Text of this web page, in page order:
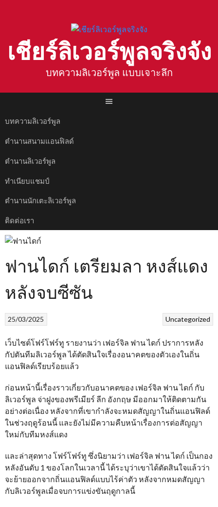
เชียร์ลิเวอร์พูลจริงจัง
บทความลิเวอร์พูล แบบเจาะลึก
บทความลิเวอร์พูล
ตำนานสนามแอนฟิลด์
ตำนานลิเวอร์พูล
ทำเนียบแชมป์
ตำนานนักเตะลิเวอร์พูล
ติดต่อเรา
ฟานไดก์ เตรียมลา หงส์แดง
หลังจบซีซัน
Uncategorized
25/03/2025
เว็บไซต์โฟร์โฟร์ทู รายงานว่า เฟอร์จิล ฟาน ไดก์ ปราการหลัง
กัปตันทีมลิเวอร์พูล ได้ตัดสินใจเรื่องอนาคตของตัวเองในถิ่น
แอนฟิลด์เรียบร้อยแล้ว
ก่อนหน้านี้เรื่องราวเกี่ยวกับอนาคตของ เฟอร์จิล ฟาน ไดก์ กับ
ลิเวอร์พูล จ่าฝูงของพรีเมียร์ ลีก อังกฤษ มีออกมาให้ติดตามกัน
อย่างต่อเนื่อง หลังจากที่เขากำลังจะหมดสัญญาในถิ่นแอนฟิลด์
ในช่วงฤดูร้อนนี้ และยังไม่มีความคืบหน้าเรื่องการต่อสัญญา
ใหม่กับทีมหงส์แดง
และล่าสุดทาง โฟร์โฟร์ทู ซึ่งนิยามว่า เฟอร์จิล ฟาน ไดก์ เป็นกอง
หลังอันดับ 1 ของโลกในเวลานี้ ได้ระบุว่าเขาได้ตัดสินใจแล้วว่า
จะย้ายออกจากถิ่นแอนฟิลด์แบบไร้ค่าตัว หลังจากหมดสัญญา
กับลิเวอร์พูลเมื่อจบการแข่งขันฤดูกาลนี้